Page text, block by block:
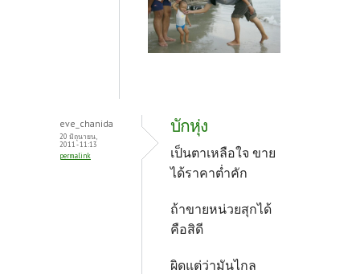
eve_chanida
20 มิถุนายน,
2011 - 11:13
permalink
บักหุ่ง
เป็นตาเหลือใจ ขาย
ได้ราคาต่ำคัก
ถ้าขายหน่วยสุกได้
คือสิดี
ผิดแต่ว่ามันไกล